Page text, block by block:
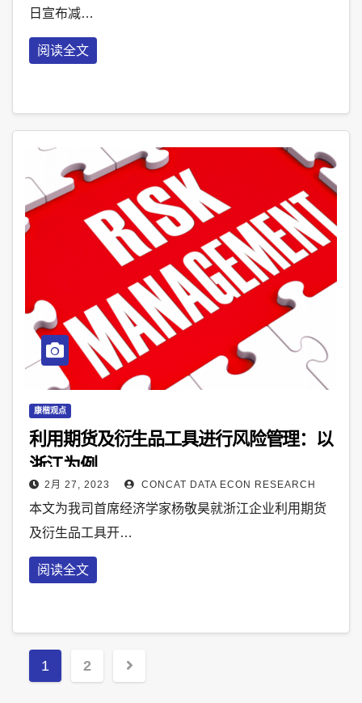
日宣布减…
阅读全文
康楷观点
利用期货及衍生品工具进行风险管理：以
浙江为例
2月 27, 2023 CONCAT DATA ECON RESEARCH
本文为我司首席经济学家杨敬昊就浙江企业利用期货
及衍生品工具开…
阅读全文
Posts
pagination
1 2